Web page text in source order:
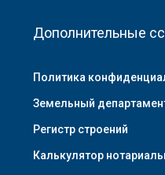
Дополнительные
Политика
Земельный
Регистр строений
Калькулятор